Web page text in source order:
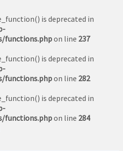
is deprecated in
functions.phpon line 237
is deprecated in
functions.phpon line 282
is deprecated in
functions.phpon line 284